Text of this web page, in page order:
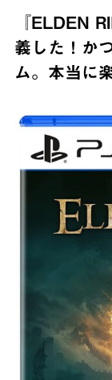
『ELDEN
義した！か
ム。本当に